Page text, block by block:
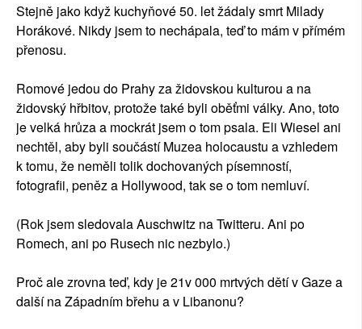
Stejně jako když kuchyňové 50. let žádaly smrt Milady
Horákové. Nikdy jsem to nechápala, teď to mám v přímém
přenosu.
Romové jedou do Prahy za židovskou kulturou a na
židovský hřbitov, protože také byli oběťmi války. Ano, toto
je velká hrůza a mockrát jsem o tom psala. Eli Wiesel ani
nechtěl, aby byli součástí Muzea holocaustu a vzhledem
k tomu, že neměli tolik dochovaných písemností,
fotografii, peněz a Hollywood, tak se o tom nemluví.
(Rok jsem sledovala Auschwitz na Twitteru. Ani po
Romech, ani po Rusech nic nezbylo.)
Proč ale zrovna teď, kdy je 21v 000 mrtvých dětí v Gaze a
další na Západním břehu a v Libanonu?